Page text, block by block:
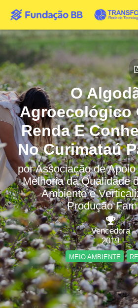
O
Agroecológico
Renda E
No Curimataú
porAssociação de
Melhoria da Qualidade
Ambiente e
Produção
Vencedora
2019
MEIO AMBIENTE